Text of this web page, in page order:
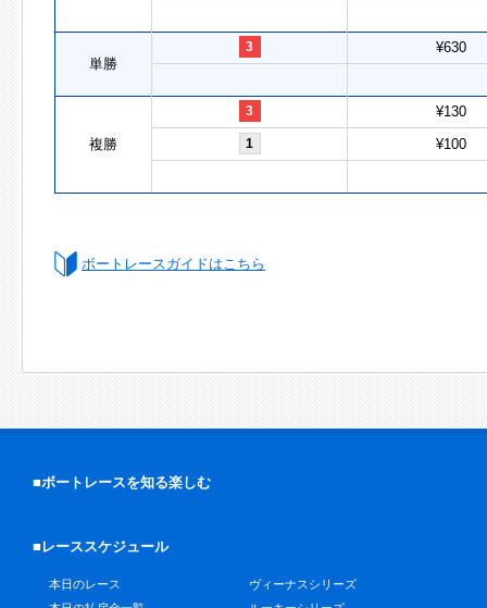
単勝
3 ¥630
複勝
3 ¥130
1 ¥100
ボートレースガイドはこちら
■ボートレースを知る楽しむ
■レーススケジュール
本日のレース
ヴィーナスシリーズ